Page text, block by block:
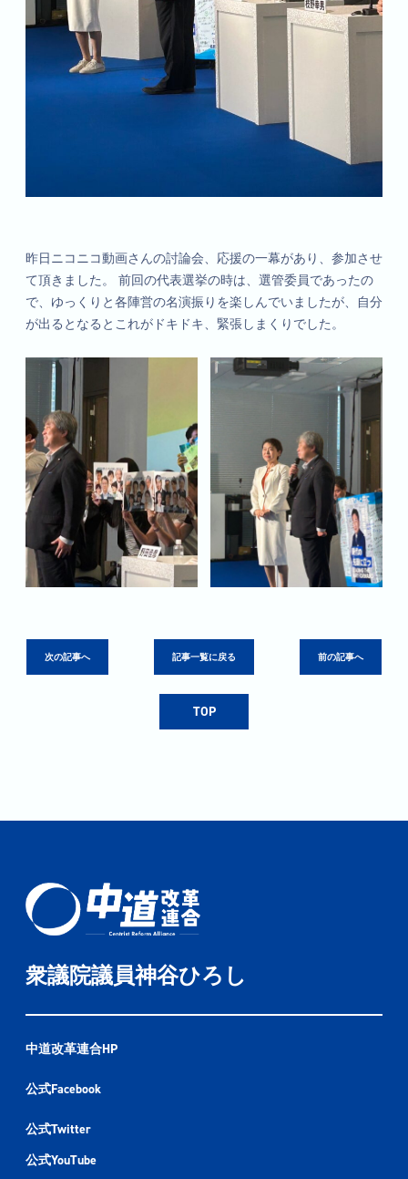
昨日ニコニコ動画さんの討論会、応援の一幕があり、参加させ
て頂きました。 前回の代表選挙の時は、選管委員であったの
で、ゆっくりと各陣営の名演振りを楽しんでいましたが、自分
が出るとなるとこれがドキドキ、緊張しまくりでした。
次の記事へ 記事一覧に戻る 前の記事へ
TOP
衆議院議員神谷ひろし
中道改革連合HP
公式Facebook
公式Twitter
公式YouTube